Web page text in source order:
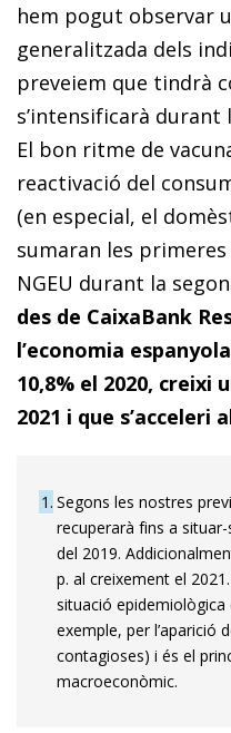
hem pogut observar
generalitzada dels
preveiem que tindrà
s’intensificarà durant
El bon ritme de
reactivació del
(en especial, el
sumaran les
NGEU durant la
des de CaixaBank
l’economia
10,8% el 2020, creixi
2021 i que s’acceleri
1 Segons les nostres
recuperarà fins a
del 2019.
p. al creixement el
situació
exemple, per l’aparició
contagioses) i és el
macroeconòmic.